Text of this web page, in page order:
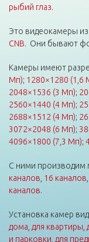
рыбий глаз.
Это видеокамеры
CNB. Они бывают
Камеры имеют
Мп); 1280×1280 (1,6
2048×1536 (3 Мп);
2560×1440 (4 Мп);
2688×1512 (4 Мп);
3072×2048 (6 Мп);
4096×1800 (7,3 Мп);
С ними производим
каналов 16 каналов
каналов.
Установка камер
дома для квартиры
и парковки для